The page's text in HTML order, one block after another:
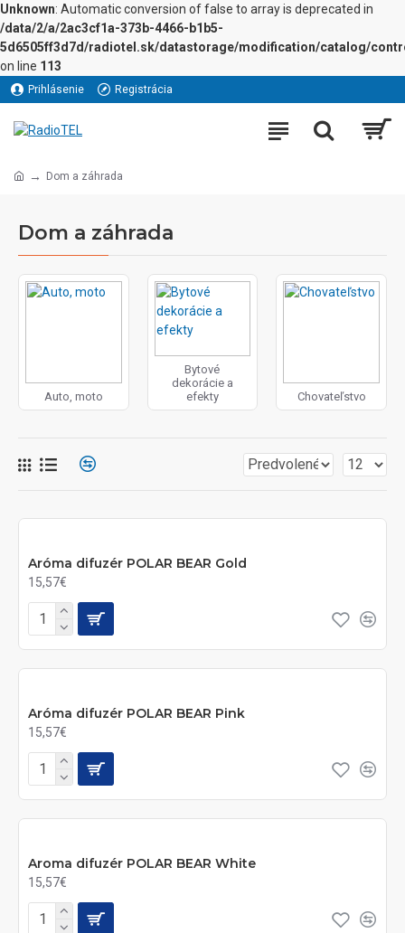
Unknown: Automatic conversion of false to array is deprecated in
/data/2/a/2ac3cf1a-373b-4466-b1b5-
5d6505ff3d7d/radiotel.sk/datastorage/modification/catalog/
on line 113
Prihlásenie Registrácia
Dom a záhrada
Dom a záhrada
Auto, moto
Bytové
dekorácie a
efekty
Chovateľstvo
Aróma difuzér POLAR BEAR Gold
15,57€
Aróma difuzér POLAR BEAR Pink
15,57€
Aroma difuzér POLAR BEAR White
15,57€